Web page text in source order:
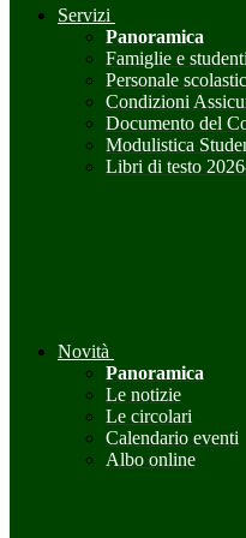
Servizi
Panoramica
Famiglie e studenti
Personale
Condizioni
Documento del
Modulistica
Libri di testo
Novità
Panoramica
Le notizie
Le circolari
Calendario eventi
Albo online